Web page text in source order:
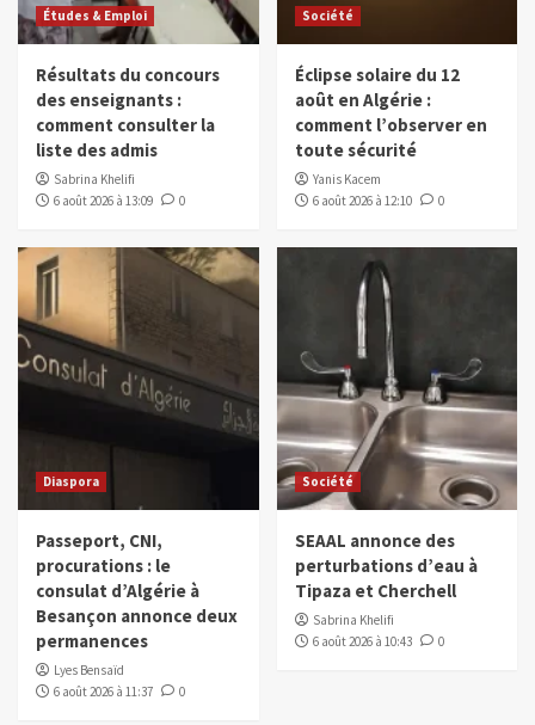
Études & Emploi
Résultats du concours
des enseignants :
comment consulter la
liste des admis
Sabrina Khelifi
6 août 2026 à 13:09
0
Société
Éclipse solaire du 12
août en Algérie :
comment l’observer en
toute sécurité
Yanis Kacem
6 août 2026 à 12:10
0
Diaspora
Passeport, CNI,
procurations : le
consulat d’Algérie à
Besançon annonce deux
permanences
Lyes Bensaïd
6 août 2026 à 11:37
0
Société
SEAAL annonce des
perturbations d’eau à
Tipaza et Cherchell
Sabrina Khelifi
6 août 2026 à 10:43
0